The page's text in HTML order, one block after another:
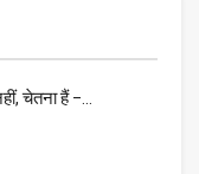
चेतना हैं –…